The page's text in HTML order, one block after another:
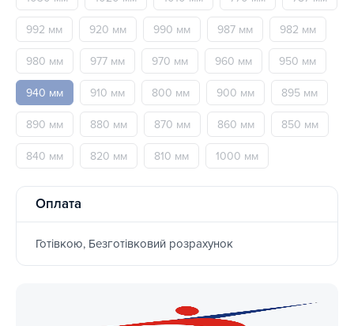
992 мм 920 мм 990 мм 987 мм 982 мм
980 мм 977 мм 970 мм 960 мм 950 мм
940 мм 910 мм 800 мм 900 мм 895 мм
890 мм 880 мм 870 мм 860 мм 850 мм
840 мм 820 мм 810 мм 1000 мм
Оплата
Готівкою, Безготівковий розрахунок